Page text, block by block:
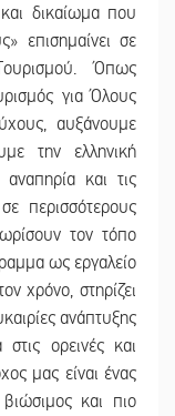
δικαίωμα που
επισημαίνει σε
Όπως
για Όλους
αυξάνουμε
την ελληνική
και τις
περισσότερους
τον τόπο
ως εργαλείο
χρόνο, στηρίζει
ανάπτυξης
ορεινές και
μας είναι ένας
και πιο